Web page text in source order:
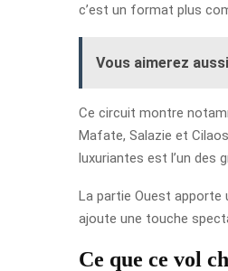
c’est un format plus
Vous aimerez
Ce circuit montre
Mafate, Salazie et
luxuriantes est l’un des
La partie Ouest apporte
ajoute une touche
Ce que ce vol